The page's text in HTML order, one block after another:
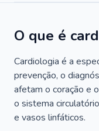
O que é
Cardiologia é a
prevenção, o
afetam o coração e
o sistema
e vasos linfáticos.